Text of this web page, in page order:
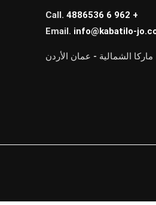
Call. 4886536 6 962 +
Email. info@kabatilo-
ماركا الشمالية - عمان الأردن